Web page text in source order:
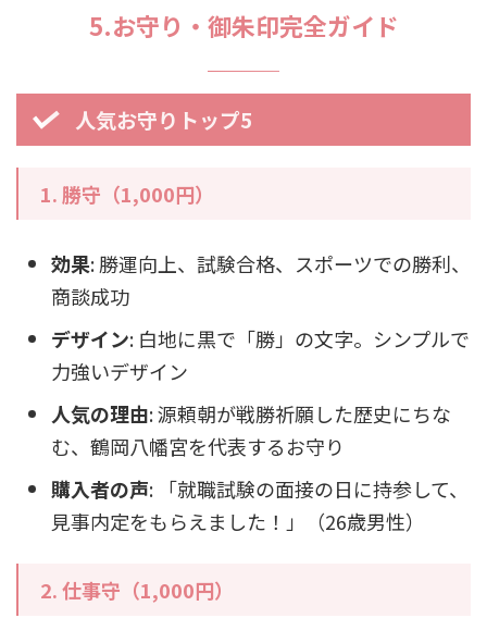
5.お守り・御朱印完全ガイド
人気お守りトップ5
1. 勝守（1,000円）
効果: 勝運向上、試験合格、スポーツでの勝利、
商談成功
デザイン: 白地に黒で「勝」の文字。シンプルで
力強いデザイン
人気の理由: 源頼朝が戦勝祈願した歴史にちな
む、鶴岡八幡宮を代表するお守り
購入者の声: 「就職試験の面接の日に持参して、
見事内定をもらえました！」（26歳男性）
2. 仕事守（1,000円）